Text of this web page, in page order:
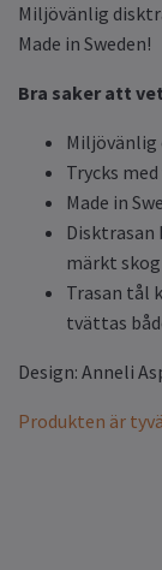
Miljövänlig
Made in Sweden!
Bra saker att
Miljövänlig
Trycks
Made in
Disktrasan
märkt
Trasan tål
tvättas
Design: Anneli
Produkten är